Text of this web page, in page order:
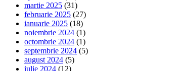
martie 2025 (31)
februarie 2025 (27)
ianuarie 2025 (18)
noiembrie 2024 (1)
octombrie 2024 (1)
septembrie 2024 (5)
august 2024 (5)
iulie 2024 (12)